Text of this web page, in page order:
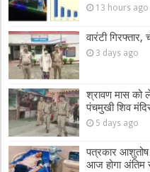
13 hours ago
वारंटी
3 days ago
श्रावण मास को
पंचमुखी शिव
5 days ago
पत्रकार आशुतोष
आज होगा अंतिम